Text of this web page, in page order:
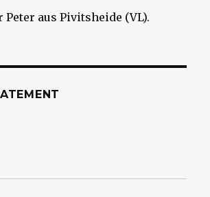
Peter aus Pivitsheide (VL).